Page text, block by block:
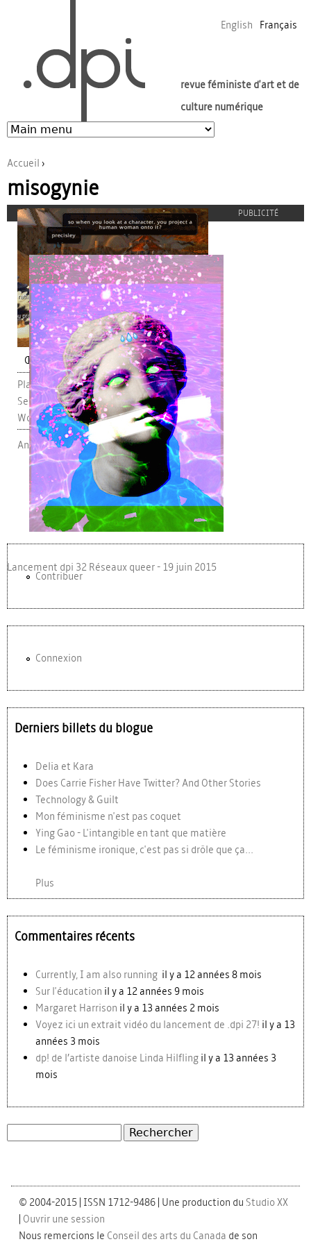
English
Français
revue féministe d'art et de
culture numérique
Vous êtes ici
Accueil ›
misogynie
coverimage_playing-a-girl_04-une.png
Œuvre
Playing A Girl (The Council on Gender
Sensitivity and Behavioral Awareness in
World of Warcraft)
Angela Washko
PUBLICITÉ
proulx_jessicamaccormack2015-
pub.jpg
Lancement dpi 32 Réseaux queer - 19 juin 2015
Contribuer
Connexion
Derniers billets du blogue
Delia et Kara
Does Carrie Fisher Have Twitter? And Other Stories
Technology & Guilt
Mon féminisme n'est pas coquet
Ying Gao - L'intangible en tant que matière
Le féminisme ironique, c'est pas si drôle que ça...
Plus
Commentaires récents
Currently, I am also running il y a 12 années 8 mois
Sur l'éducation il y a 12 années 9 mois
Margaret Harrison il y a 13 années 2 mois
Voyez ici un extrait vidéo du lancement de .dpi 27! il y a 13
années 3 mois
dp! de l’artiste danoise Linda Hilfling il y a 13 années 3
mois
© 2004-2015 | ISSN 1712-9486 | Une production du Studio XX
Ouvrir une session
Nous remercions le Conseil des arts du Canada de son